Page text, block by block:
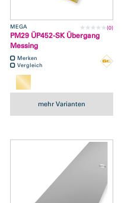
MEGA (0)
PM29 ÜP452-SK Übergang
Messing
Merken
Vergleich
mehr Varianten